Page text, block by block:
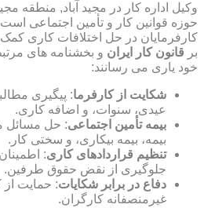
وکیل اداره کار در مجید آباد, منطقه
حوزه قوانین کار و تأمین اجتماعی
کارفرمایان در حل اختلافات کاری
بر قانون کار ایران و بخشنامه های
خود یاری می رسانند:
شکایت از کارفرما: پیگیری
عیدی، سنوات، و اضافه کاری.
بیمه تأمین اجتماعی: حل مسائل
بیمه، بیمه بیکاری، و سختی کار.
تنظیم قراردادهای کاری:
جلوگیری از نقض حقوق طرفین.
دفاع در برابر شکایات: حمایت از
غیرمنصفانه کارگران.